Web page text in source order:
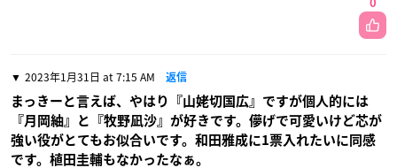
0
2023年1月31日 at 7:15 AM 返信
まっきーと言えば、やはり『山姥切国広』ですが個人的には
『月岡紬』と『牧野凪沙』が好きです。儚げで可愛いけど芯が
強い役がとてもお似合いです。和田雅成に1票入れたいに同感
です。植田圭輔もなかったなぁ。